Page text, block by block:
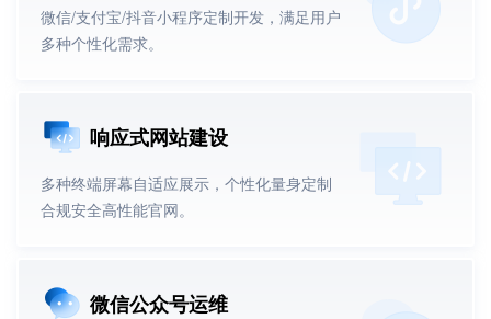
微信/支付宝/抖音小程序定制开发，满足用户
多种个性化需求。
响应式网站建设
多种终端屏幕自适应展示，个性化量身定制
合规安全高性能官网。
微信公众号运维